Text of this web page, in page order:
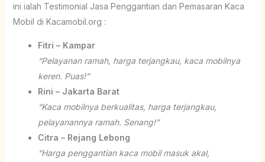
ini ialah Testimonial Jasa Penggantian dan Pemasaran Kaca
Mobil di Kacamobil.org :
Fitri – Kampar
“Pelayanan ramah, harga terjangkau, kaca mobilnya
keren. Puas!”
Rini – Jakarta Barat
“Kaca mobilnya berkualitas, harga terjangkau,
pelayanannya ramah. Senang!”
Citra – Rejang Lebong
“Harga penggantian kaca mobil masuk akal,